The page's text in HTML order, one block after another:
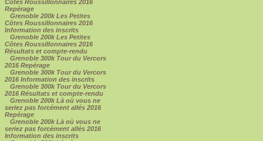
Côtes Roussillonnaires 2016
Repérage
Grenoble 200k Les Petites
Côtes Roussillonnaires 2016
Information des inscrits
Grenoble 200k Les Petites
Côtes Roussillonnaires 2016
Résultats et compte-rendu
Grenoble 300k Tour du Vercors
2016 Repérage
Grenoble 300k Tour du Vercors
2016 Information des inscrits
Grenoble 300k Tour du Vercors
2016 Résultats et compte-rendu
Grenoble 200k Là où vous ne
seriez pas forcément allés 2016
Repérage
Grenoble 200k Là où vous ne
seriez pas forcément allés 2016
Information des inscrits